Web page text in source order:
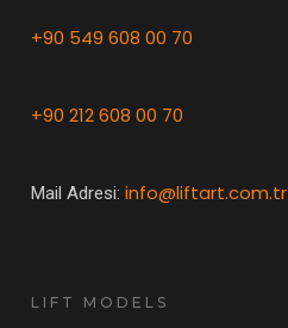
+90 549 608 00 70
+90 212 608 00 70
Mail Adresi:info@liftart.com.tr
LIFT MODELS